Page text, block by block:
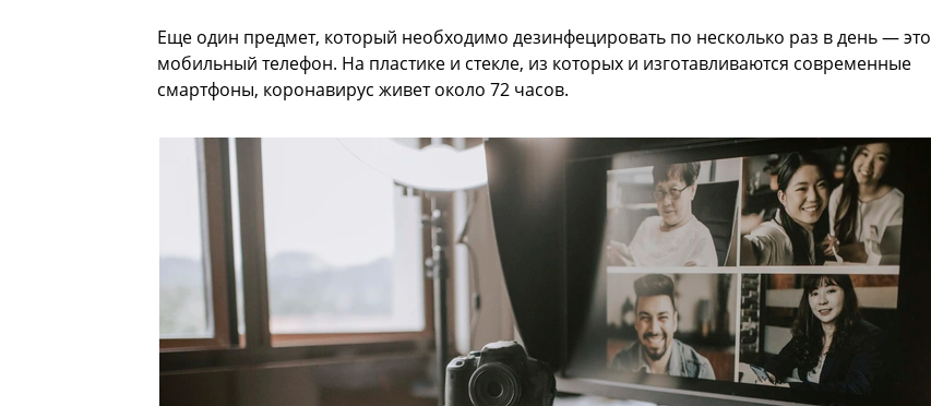
Еще один предмет, который необходимо дезинфецировать по несколько раз в день — это
мобильный телефон. На пластике и стекле, из которых и изготавливаются современные
смартфоны, коронавирус живет около 72 часов.